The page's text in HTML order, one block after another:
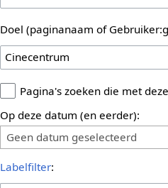
Doel (paginanaam of
Pagina's zoeken die met
Op deze datum (en eerder):
Geen datum geselecteerd
Labelfilter: